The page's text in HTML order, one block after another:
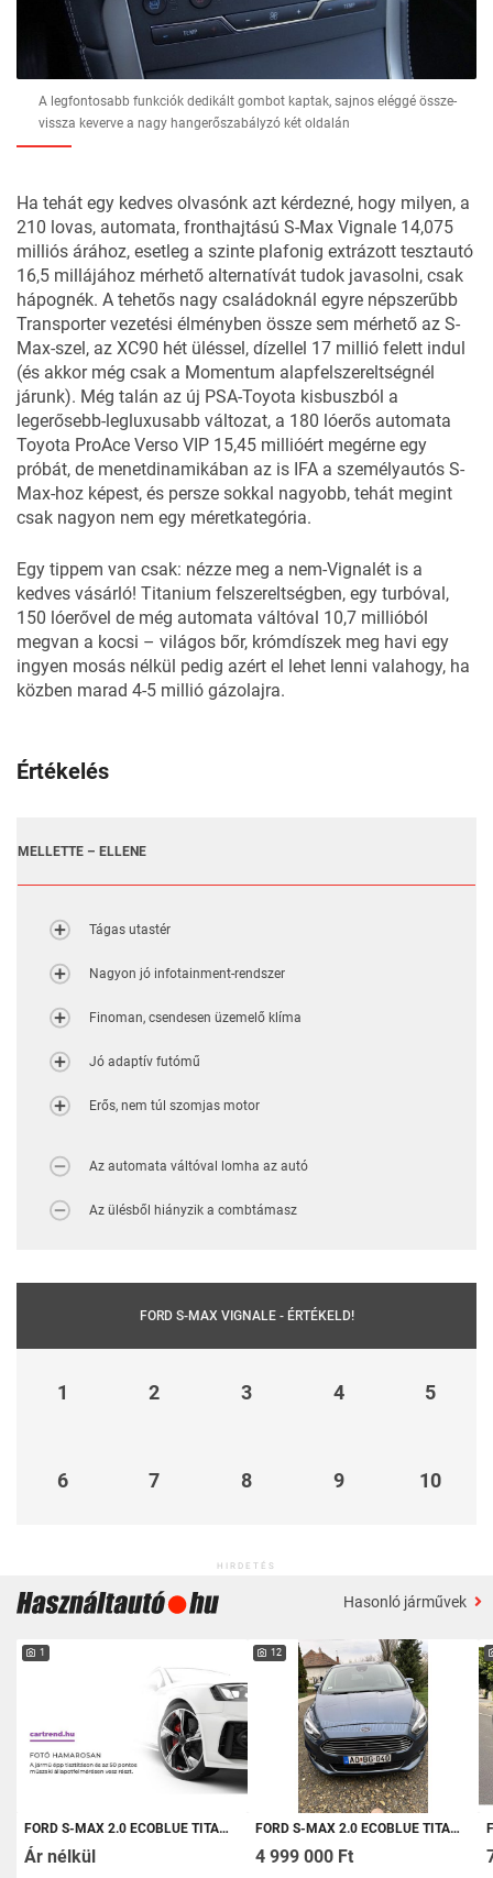
A legfontosabb funkciók dedikált gombot kaptak, sajnos eléggé össze-
vissza keverve a nagy hangerőszabályzó két oldalán
Ha tehát egy kedves olvasónk azt kérdezné, hogy milyen, a
210 lovas, automata, fronthajtású S-Max Vignale 14,075
milliós árához, esetleg a szinte plafonig extrázott tesztautó
16,5 millájához mérhető alternatívát tudok javasolni, csak
hápognék. A tehetős nagy családoknál egyre népszerűbb
Transporter vezetési élményben össze sem mérhető az S-
Max-szel, az XC90 hét üléssel, dízellel 17 millió felett indul
(és akkor még csak a Momentum alapfelszereltségnél
járunk). Még talán az új PSA-Toyota kisbuszból a
legerősebb-legluxusabb változat, a 180 lóerős automata
Toyota ProAce Verso VIP 15,45 millióért megérne egy
próbát, de menetdinamikában az is IFA a személyautós S-
Max-hoz képest, és persze sokkal nagyobb, tehát megint
csak nagyon nem egy méretkategória.
Egy tippem van csak: nézze meg a nem-Vignalét is a
kedves vásárló! Titanium felszereltségben, egy turbóval,
150 lóerővel de még automata váltóval 10,7 millióból
megvan a kocsi – világos bőr, krómdíszek meg havi egy
ingyen mosás nélkül pedig azért el lehet lenni valahogy, ha
közben marad 4-5 millió gázolajra.
Értékelés
MELLETTE – ELLENE
Tágas utastér
Nagyon jó infotainment-rendszer
Finoman, csendesen üzemelő klíma
Jó adaptív futómű
Erős, nem túl szomjas motor
Az automata váltóval lomha az autó
Az ülésből hiányzik a combtámasz
FORD S-MAX VIGNALE - ÉRTÉKELD!
1 2 3 4 5
6 7 8 9 10
HIRDETÉS
Hasonló járművek
1
FORD S-MAX 2.0 ECOBLUE TITANIUM AWD (AUTOMATA) [7 SZEMÉLY] GARANCIÁVAL!
Ár nélkül
12
FORD S-MAX 2.0 ECOBLUE TITANIUM (AUTOMATA)
4 999 000 Ft